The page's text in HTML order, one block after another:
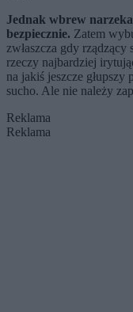
Jednak wbrew
bezpiecznie. Zatem
zwłaszcza gdy
rzeczy najbardziej
na jakiś jeszcze głupszy
sucho. Ale nie należy
Reklama
Reklama